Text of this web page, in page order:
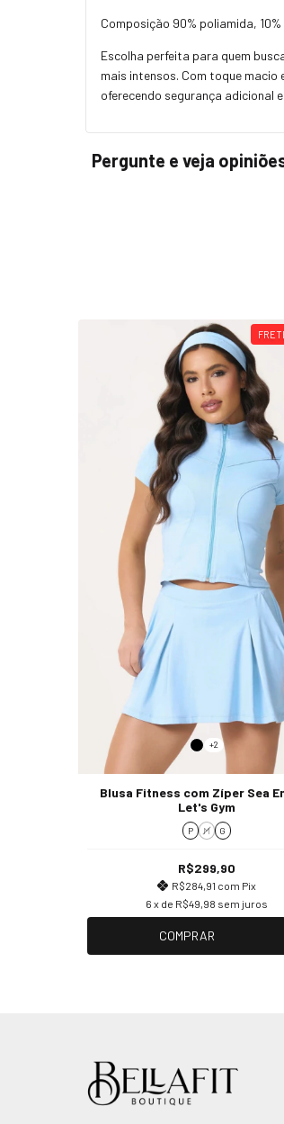
Composição 90% poliamida,
Escolha perfeita para quem
mais intensos. Com toque
oferecendo segurança adicional
Pergunte e veja
+2
Blusa Fitness com Zíper Sea
Let's Gym
P M G
R$299,90
R$284,91 com Pix
6 x de R$49,98 sem juros
COMPRAR